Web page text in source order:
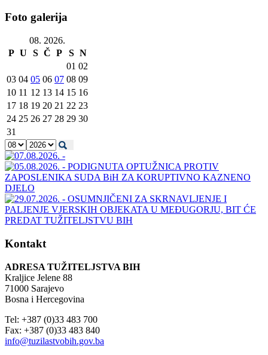
Foto galerija
08. 2026.
P U S Č P S N
01 02
03 04 05 06 07 08 09
10 11 12 13 14 15 16
17 18 19 20 21 22 23
24 25 26 27 28 29 30
31
Kontakt
ADRESA TUŽITELJSTVA BIH
Kraljice Jelene 88
71000 Sarajevo
Bosna i Hercegovina
Tel: +387 (0)33 483 700
Fax: +387 (0)33 483 840
info@tuzilastvobih.gov.ba